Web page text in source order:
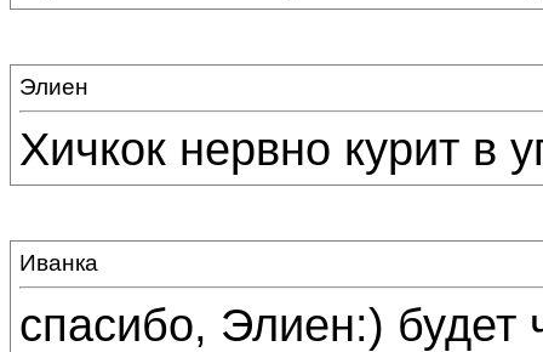
Элиен
Хичкок нервно курит в
Иванка
спасибо, Элиен:) будет